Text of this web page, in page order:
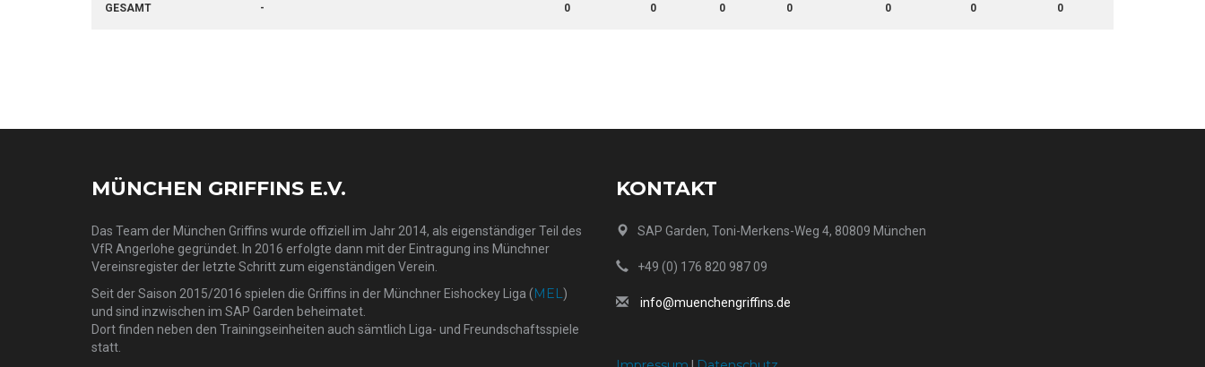
GESAMT - 0 0 0 0 0 0 0
MÜNCHEN GRIFFINS E.V.
Das Team der München Griffins wurde offiziell im Jahr 2014, als eigenständiger Teil des
VfR Angerlohe gegründet. In 2016 erfolgte dann mit der Eintragung ins Münchner
Vereinsregister der letzte Schritt zum eigenständigen Verein.
Seit der Saison 2015/2016 spielen die Griffins in der Münchner Eishockey Liga (MEL)
und sind inzwischen im SAP Garden beheimatet.
Dort finden neben den Trainingseinheiten auch sämtlich Liga- und Freundschaftsspiele
statt.
KONTAKT
SAP Garden, Toni-Merkens-Weg 4, 80809 München
+49 (0) 176 820 987 09
info@muenchengriffins.de